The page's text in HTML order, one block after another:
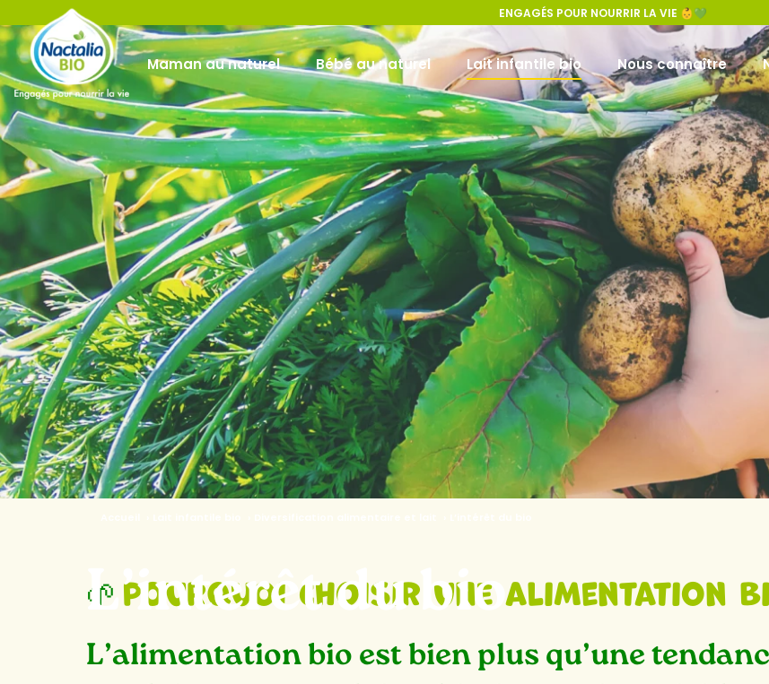
ENGAGÉS POUR NOURRIR LA VIE 👶💚
Maman au naturel Bébé au naturel Lait infantile bio Nous connaître
L’intérêt du bio
🌱 pourquoi choisir une alimentation
L’alimentation bio est bien plus qu’une